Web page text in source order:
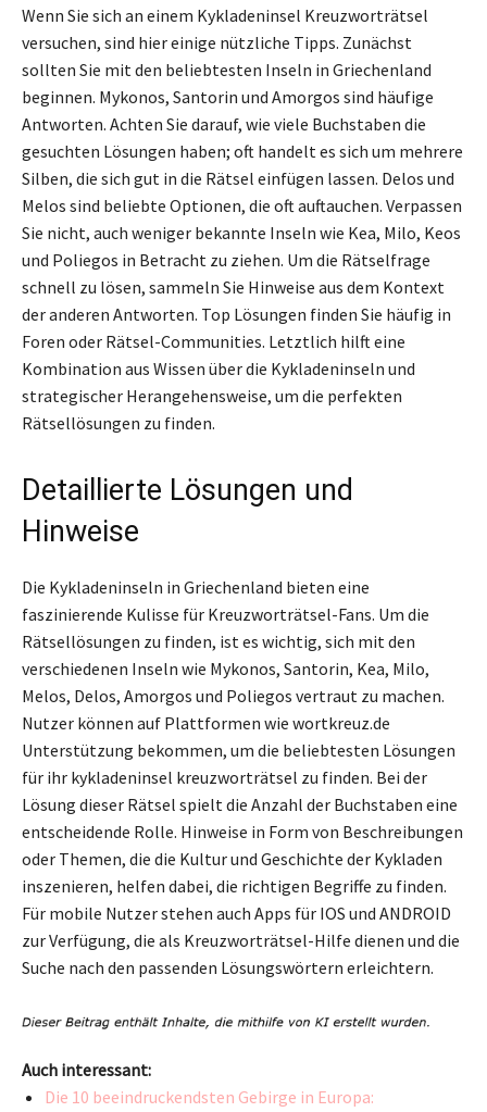
Wenn Sie sich an einem Kykladeninsel Kreuzworträtsel
versuchen, sind hier einige nützliche Tipps. Zunächst
sollten Sie mit den beliebtesten Inseln in Griechenland
beginnen. Mykonos, Santorin und Amorgos sind häufige
Antworten. Achten Sie darauf, wie viele Buchstaben die
gesuchten Lösungen haben; oft handelt es sich um mehrere
Silben, die sich gut in die Rätsel einfügen lassen. Delos und
Melos sind beliebte Optionen, die oft auftauchen. Verpassen
Sie nicht, auch weniger bekannte Inseln wie Kea, Milo, Keos
und Poliegos in Betracht zu ziehen. Um die Rätselfrage
schnell zu lösen, sammeln Sie Hinweise aus dem Kontext
der anderen Antworten. Top Lösungen finden Sie häufig in
Foren oder Rätsel-Communities. Letztlich hilft eine
Kombination aus Wissen über die Kykladeninseln und
strategischer Herangehensweise, um die perfekten
Rätsellösungen zu finden.
Detaillierte Lösungen und
Hinweise
Die Kykladeninseln in Griechenland bieten eine
faszinierende Kulisse für Kreuzworträtsel-Fans. Um die
Rätsellösungen zu finden, ist es wichtig, sich mit den
verschiedenen Inseln wie Mykonos, Santorin, Kea, Milo,
Melos, Delos, Amorgos und Poliegos vertraut zu machen.
Nutzer können auf Plattformen wie wortkreuz.de
Unterstützung bekommen, um die beliebtesten Lösungen
für ihr kykladeninsel kreuzworträtsel zu finden. Bei der
Lösung dieser Rätsel spielt die Anzahl der Buchstaben eine
entscheidende Rolle. Hinweise in Form von Beschreibungen
oder Themen, die die Kultur und Geschichte der Kykladen
inszenieren, helfen dabei, die richtigen Begriffe zu finden.
Für mobile Nutzer stehen auch Apps für IOS und ANDROID
zur Verfügung, die als Kreuzworträtsel-Hilfe dienen und die
Suche nach den passenden Lösungswörtern erleichtern.
Auch interessant:
Die 10 beeindruckendsten Gebirge in Europa: